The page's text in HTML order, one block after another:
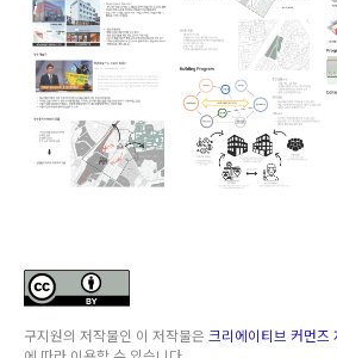
구지원의 저작물인 이 저작물은 크리에이티브 커먼즈